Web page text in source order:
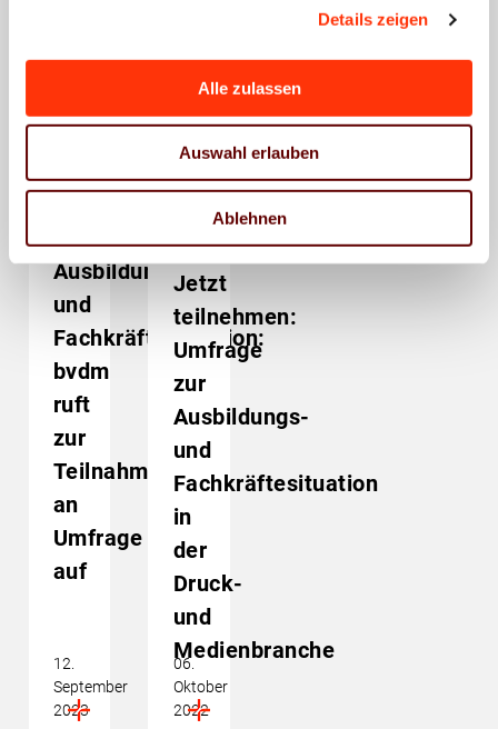
Details zeigen
Alle zulassen
Auswahl erlauben
Ablehnen
Das könnte Sie auch
interessieren
Ausbildungs-
und
Fachkräftesituation:
bvdm
ruft
zur
Teilnahme
an
Umfrage
auf
12.
September
2023
News / Presse /
Mitgliederinformationen
Weiterbildung
Jetzt
teilnehmen:
Umfrage
zur
Ausbildungs-
und
Fachkräftesituation
in
der
Druck-
und
Medienbranche
06.
Oktober
2022